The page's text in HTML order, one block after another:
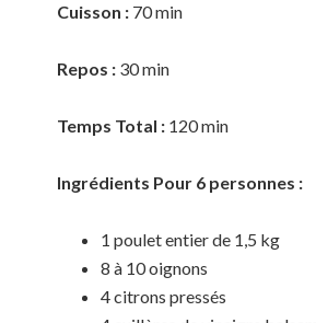
Cuisson : 70 min
Repos : 30 min
Temps Total : 120 min
Ingrédients Pour 6 personnes :
1 poulet entier de 1,5 kg
8 à 10 oignons
4 citrons pressés